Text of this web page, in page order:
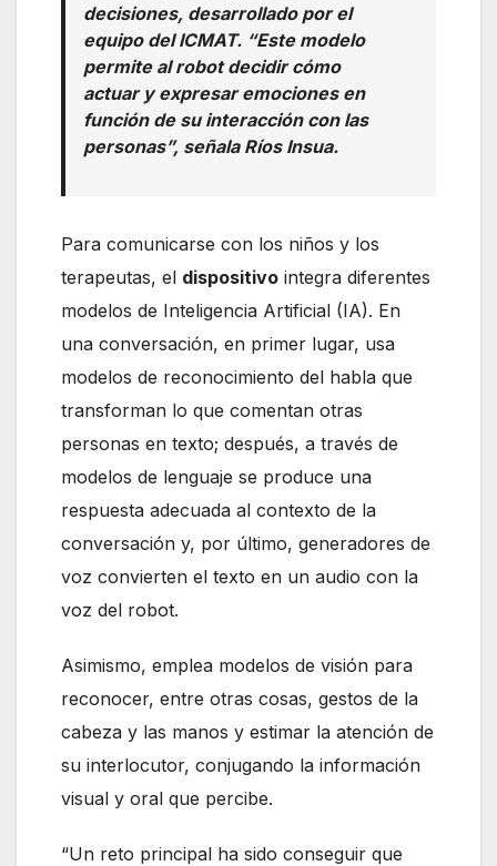
decisiones, desarrollado por el
equipo del ICMAT. “Este modelo
permite al robot decidir cómo
actuar y expresar emociones en
función de su interacción con las
personas”, señala Ríos Insua.
Para comunicarse con los niños y los
terapeutas, el dispositivo integra diferentes
modelos de Inteligencia Artificial (IA). En
una conversación, en primer lugar, usa
modelos de reconocimiento del habla que
transforman lo que comentan otras
personas en texto; después, a través de
modelos de lenguaje se produce una
respuesta adecuada al contexto de la
conversación y, por último, generadores de
voz convierten el texto en un audio con la
voz del robot.
Asimismo, emplea modelos de visión para
reconocer, entre otras cosas, gestos de la
cabeza y las manos y estimar la atención de
su interlocutor, conjugando la información
visual y oral que percibe.
“Un reto principal ha sido conseguir que